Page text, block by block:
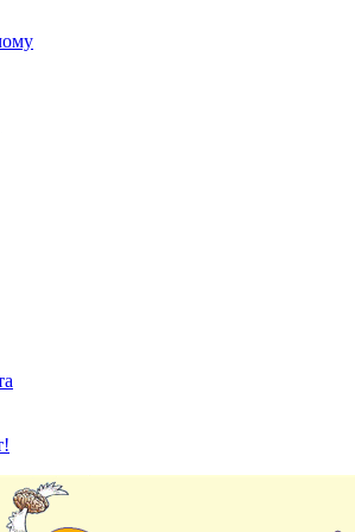
картинки, смешные истории, клипы!
приколы, карикатуры, шаржи, стихи,